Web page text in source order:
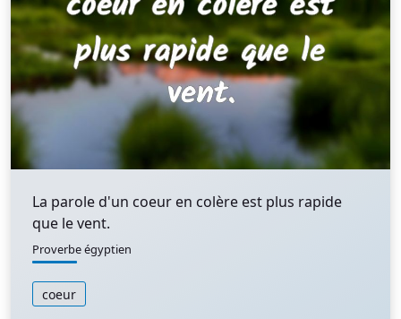
La parole d'un coeur en colère est plus rapide
que le vent.
Proverbe égyptien
coeur